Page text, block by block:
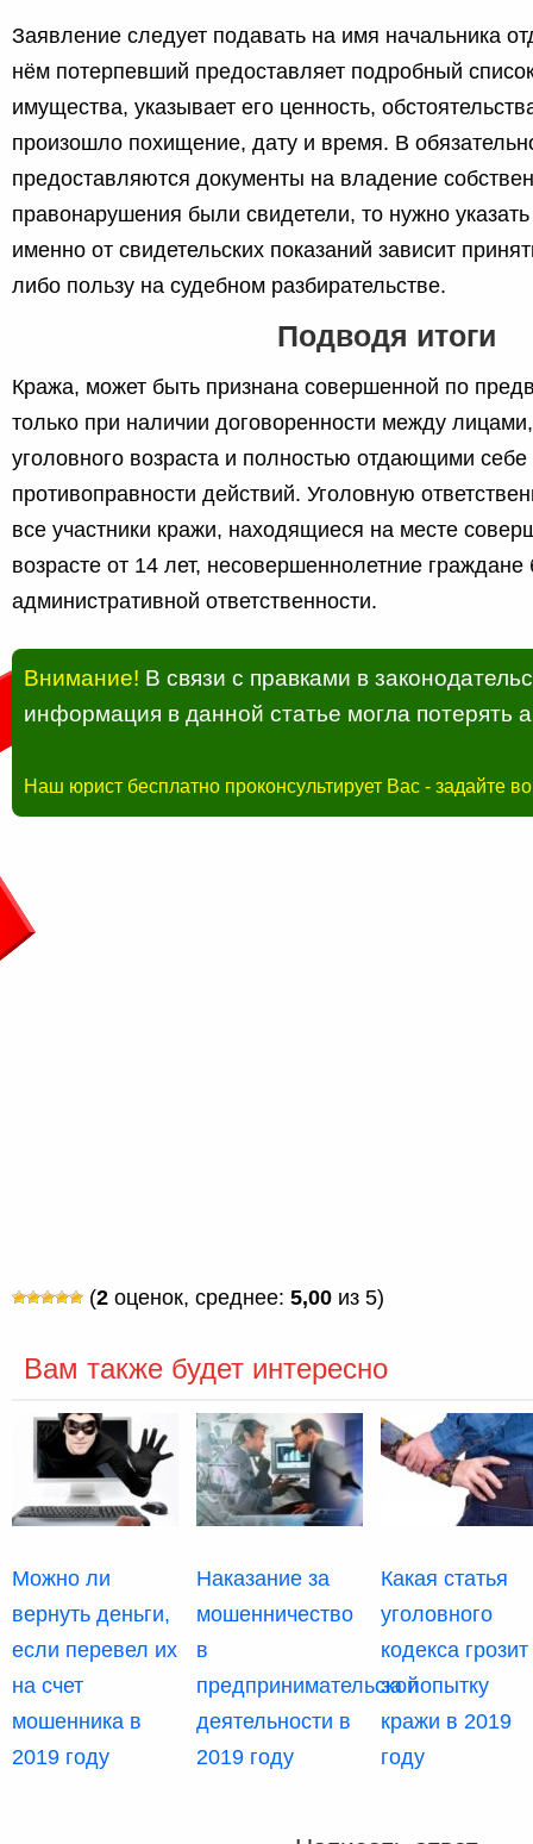
Заявление следует подавать на имя начальника
нём потерпевший предоставляет подробный
имущества, указывает его ценность,
произошло похищение, дату и время. В
предоставляются документы на владение
правонарушения были свидетели, то нужно
именно от свидетельских показаний зависит
либо пользу на судебном разбирательстве.
Подводя итоги
Кража, может быть признана совершенной по
только при наличии договоренности между
уголовного возраста и полностью отдающими себе
противоправности действий. Уголовную
все участники кражи, находящиеся на месте
возрасте от 14 лет, несовершеннолетние граждане
административной ответственности.
Внимание! В связи с правками в
информация в данной статье могла потерять
Наш юрист бесплатно проконсультирует Вас - задайте
(2 оценок, среднее: 5,00 из 5)
Вам также будет интересно
Можно ли
вернуть деньги,
если перевел их
на счет
мошенника в
2019 году
Наказание за
мошенничество
в
предпринимательской
деятельности в
2019 году
Какая статья
уголовного
кодекса грозит
за попытку
кражи в 2019
году